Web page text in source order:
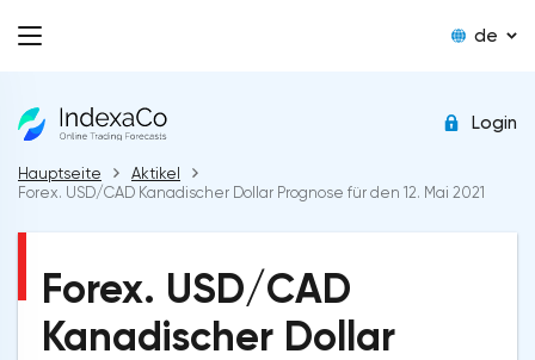
de
Login
Hauptseite
Aktikel
Forex. USD/CAD Kanadischer Dollar Prognose für den 12. Mai 2021
Forex. USD/CAD
Kanadischer Dollar